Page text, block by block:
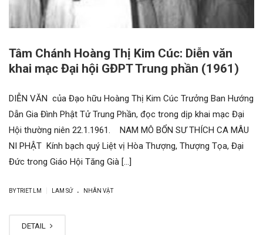
Tâm Chánh Hoàng Thị Kim Cúc: Diễn văn
khai mạc Đại hội GĐPT Trung phần (1961)
DIỄN VĂN của Đạo hữu Hoàng Thị Kim Cúc Trưởng Ban Hướng
Dẫn Gia Đình Phật Tử Trung Phần, đọc trong dịp khai mạc Đại
Hội thường niên 22.1.1961. NAM MÔ BỔN SƯ THÍCH CA MÂU
NI PHẬT Kính bạch quý Liệt vị Hòa Thượng, Thượng Tọa, Đại
Đức trong Giáo Hội Tăng Già […]
BYTRIET LM LAM SỬ . NHÂN VẬT
DETAIL